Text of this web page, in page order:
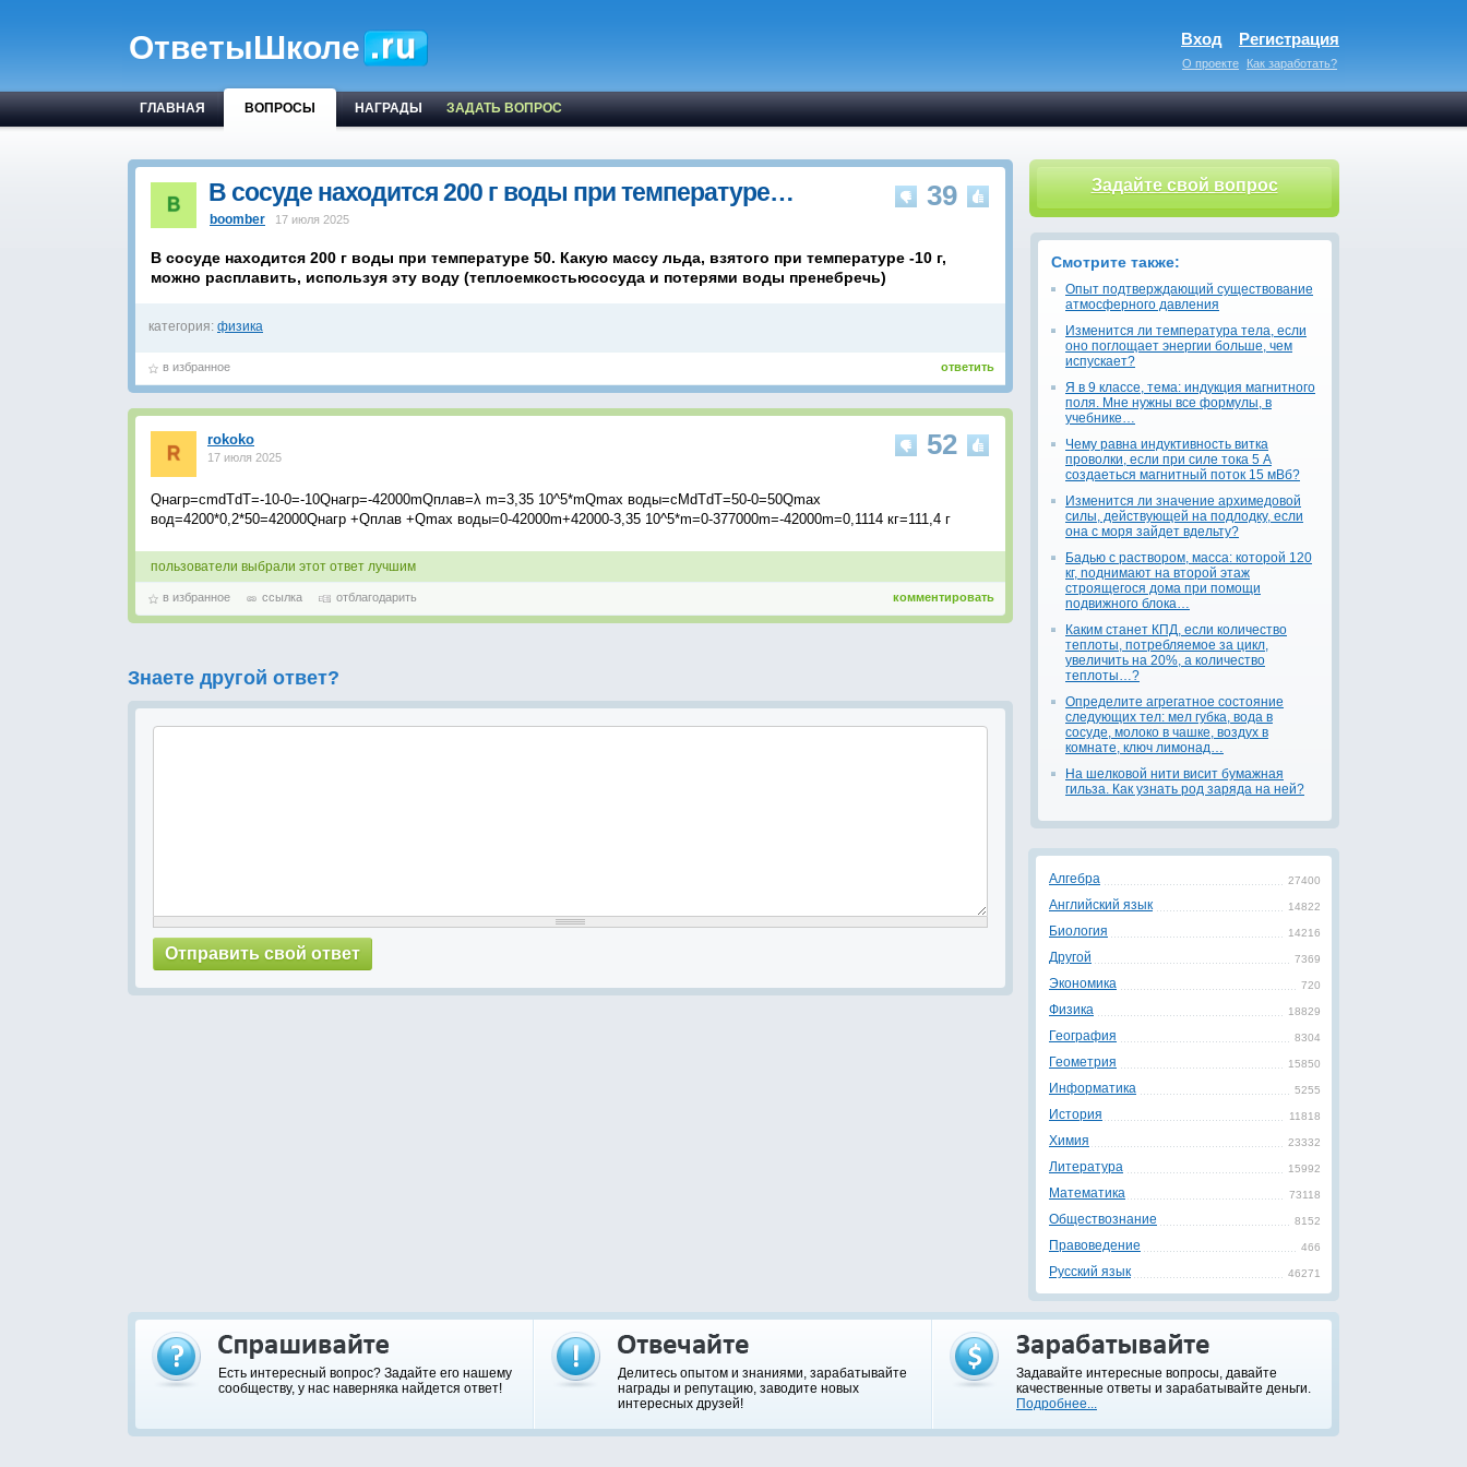
ОтветыШколе Вход Регистрация
О проекте Как заработать?
ГЛАВНАЯ ВОПРОСЫ НАГРАДЫ ЗАДАТЬ ВОПРОС
39
В сосуде находится 200 г воды при температуре…
boomber 17 июля 2025
В сосуде находится 200 г воды при температуре 50. Какую массу льда, взятого при температуре -10 г,
можно расплавить, используя эту воду (теплоемкостьюсосуда и потерями воды пренебречь)
категория: физика
ответить
в избранное
52
rokoko
17 июля 2025
Qнагр=cmdTdT=-10-0=-10Qнагр=-42000mQплав=λ m=3,35 10^5*mQmax воды=сMdTdT=50-0=50Qmax
вод=4200*0,2*50=42000Qнагр +Qплав +Qmax воды=0-42000m+42000-3,35 10^5*m=0-377000m=-42000m=0,1114 кг=111,4 г
пользователи выбрали этот ответ лучшим
комментировать
в избранное ссылка отблагодарить
Знаете другой ответ?
Задайте свой вопрос
Смотрите также:
Опыт подтверждающий существование
атмосферного давления
Изменится ли температура тела, если
оно поглощает энергии больше, чем
испускает?
Я в 9 классе, тема: индукция магнитного
поля. Мне нужны все формулы, в
учебнике…
Чему равна индуктивность витка
проволки, если при силе тока 5 А
создаеться магнитный поток 15 мВб?
Изменится ли значение архимедовой
силы, действующей на подлодку, если
она с моря зайдет вдельту?
Бадью с раствором, масса: которой 120
кг, nоднимают на второй этаж
строящегося дома при помощи
nодвижного блока…
Каким станет КПД, если количество
теплоты, потребляемое за цикл,
увеличить на 20%, а количество
теплоты…?
Определите агрегатное состояние
следующих тел: мел губка, вода в
сосуде, молоко в чашке, воздух в
комнате, ключ лимонад…
На шелковой нити висит бумажная
гильза. Как узнать род заряда на ней?
27400
Алгебра
14822
Английский язык
14216
Биология
7369
Другой
720
Экономика
18829
Физика
8304
География
15850
Геометрия
5255
Информатика
11818
История
23332
Химия
15992
Литература
73118
Математика
8152
Обществознание
466
Правоведение
46271
Русский язык
Есть интересный вопрос? Задайте его нашему
сообществу, у нас наверняка найдется ответ!
Делитесь опытом и знаниями, зарабатывайте
награды и репутацию, заводите новых
интересных друзей!
Задавайте интересные вопросы, давайте
качественные ответы и зарабатывайте деньги.
Подробнее...